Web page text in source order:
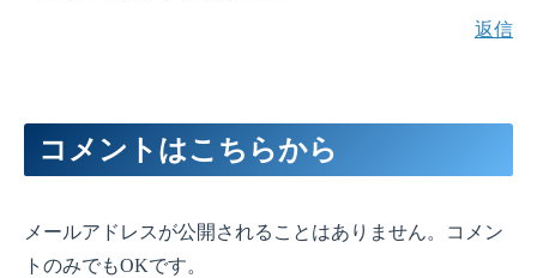
返信
コメントはこちらから
メールアドレスが公開されることはありません。コメン
トのみでもOKです。